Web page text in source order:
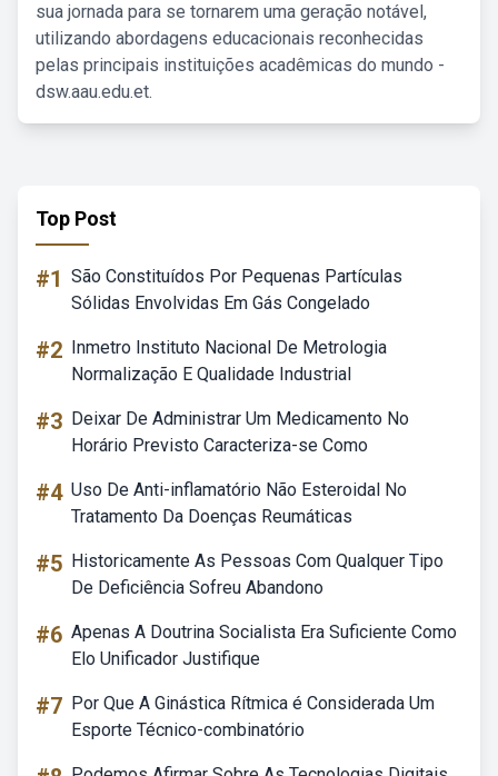
sua jornada para se tornarem uma geração notável,
utilizando abordagens educacionais reconhecidas
pelas principais instituições acadêmicas do mundo -
dsw.aau.edu.et.
Top Post
#1 São Constituídos Por Pequenas Partículas
Sólidas Envolvidas Em Gás Congelado
#2 Inmetro Instituto Nacional De Metrologia
Normalização E Qualidade Industrial
#3 Deixar De Administrar Um Medicamento No
Horário Previsto Caracteriza-se Como
#4 Uso De Anti-inflamatório Não Esteroidal No
Tratamento Da Doenças Reumáticas
#5 Historicamente As Pessoas Com Qualquer Tipo
De Deficiência Sofreu Abandono
#6 Apenas A Doutrina Socialista Era Suficiente Como
Elo Unificador Justifique
#7 Por Que A Ginástica Rítmica é Considerada Um
Esporte Técnico-combinatório